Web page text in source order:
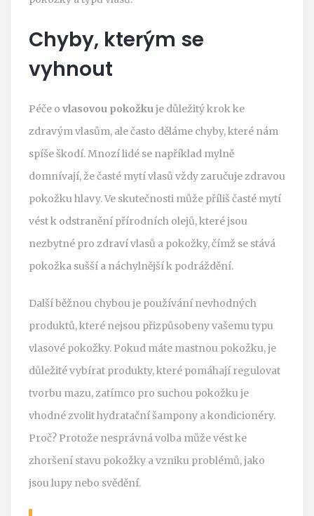
Chyby, kterým se
vyhnout
Péče o vlasovou pokožkuje důležitý krok ke
zdravým vlasům, ale často děláme chyby, které nám
spíše škodí. Mnozí lidé se například mylně
domnívají, že časté mytí vlasů vždy zaručuje zdravou
pokožku hlavy. Ve skutečnosti může příliš časté mytí
vést k odstranění přírodních olejů, které jsou
nezbytné pro zdraví vlasů a pokožky, čímž se stává
pokožka sušší a náchylnější k podráždění.
Další běžnou chybou je používání nevhodných
produktů, které nejsou přizpůsobeny vašemu typu
vlasové pokožky. Pokud máte mastnou pokožku, je
důležité vybírat produkty, které pomáhají regulovat
tvorbu mazu, zatímco pro suchou pokožku je
vhodné zvolit hydratační šampony a kondicionéry.
Proč? Protože nesprávná volba může vést ke
zhoršení stavu pokožky a vzniku problémů, jako
jsou lupy nebo svědění.